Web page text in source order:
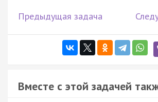
Предыдущая задача
Вместе с этой задачей